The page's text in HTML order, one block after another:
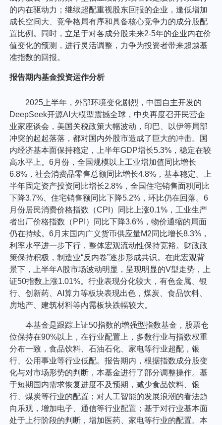
的内在驱动力；继续超配重视股东回报的企业，逢低增加
成长空间大、竞争格局有序和具备核心竞争力的成分股配
置比例。同时，立足于对各成分股未来2-5年的企业内在价
值变化的预测，进行灵活调整，力争为投资者带来超越基
准指数的回报。
报告期内基金投资运作分析
2025上半年，外部环境变化剧烈，中国自主开发的
DeepSeek开源AI大模型震撼全球，中央再度召开民营企
业家座谈会，美国关税政策大幅波动，印巴、以伊等局部
冲突的起起落落，都对国内外股市造成了巨大的冲击。国
内经济基本面保持稳定，上半年GDP增长5.3%，稳定在较
高水平上。6月份，全国规模以上工业增加值同比增长
6.8%，社会消费品零售总额同比增长4.8%，基本稳定。上
半年固定资产投资同比增长2.8%，全国住宅销售面积同比
下降3.7%、住宅销售额同比下降5.2%，环比仍在回落。6
月份居民消费价格指数（CPI）同比上涨0.1%，工业生产
者出厂价格指数（PPI）同比下降3.6%，物价通缩的局面
仍在持续。6月末国内广义货币供应量M2同比增长8.3%，
利率水平进一步下行，整体宏观流动性保持宽裕。财政政
策保持积极，制造业“反内卷”逐步形成共识。在此宏观背
景下，上半年A股市场波动明显，呈现明显的V型走势，上
证50指数上涨1.01%。行业表现分化较大，有色金属、银
行、创新药、AI算力等板块表现出色，煤炭、食品饮料、
房地产、建筑材料等内需板块跌幅较大。
本基金是跟踪上证50指数的增强型指数基金，股票仓
位保持在90%以上，在行业配置上，多数行业与指数权重
分布一致，食品饮料、石油石化、家电等行业超配，银
行、公用事业等行业低配。报告期内，根据指数成分股变
化与对市场形势的判断，本基金进行了部分调整操作。基
于短期国内需求恢复进度不及预期，减少食品饮料、银
行、煤炭等行业的配置；对人工智能的发展浪潮的看法趋
向乐观，增加电子、通信等行业配置；基于对行业基本面
处于上行阶段的判断，增加医药、家电等行业的配置。本